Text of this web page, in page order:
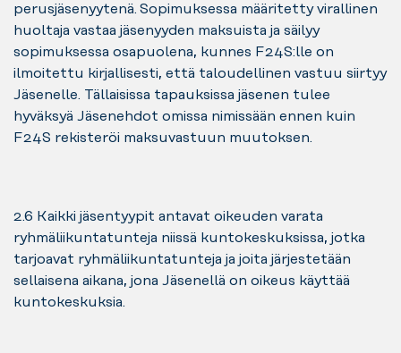
perusjäsenyytenä. Sopimuksessa määritetty virallinen
huoltaja vastaa jäsenyyden maksuista ja säilyy
sopimuksessa osapuolena, kunnes F24S:lle on
ilmoitettu kirjallisesti, että taloudellinen vastuu siirtyy
Jäsenelle. Tällaisissa tapauksissa jäsenen tulee
hyväksyä Jäsenehdot omissa nimissään ennen kuin
F24S rekisteröi maksuvastuun muutoksen.
2.6 Kaikki jäsentyypit antavat oikeuden varata
ryhmäliikuntatunteja niissä kuntokeskuksissa, jotka
tarjoavat ryhmäliikuntatunteja ja joita järjestetään
sellaisena aikana, jona Jäsenellä on oikeus käyttää
kuntokeskuksia.